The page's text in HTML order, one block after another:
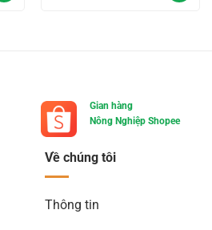
Gian hàng
Nông Nghiệp Shopee
Về chúng tôi
Thông tin